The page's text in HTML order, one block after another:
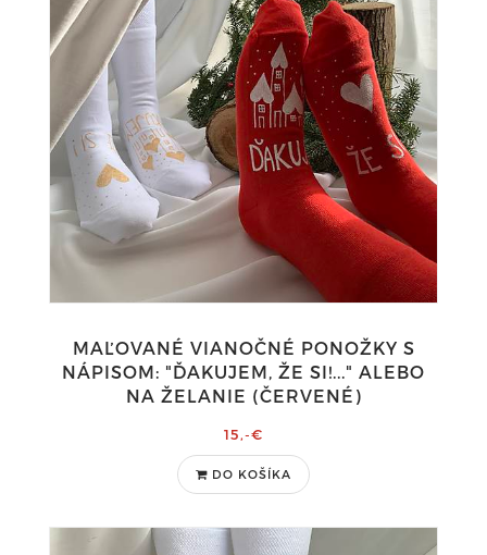
MAĽOVANÉ VIANOČNÉ PONOŽKY S
NÁPISOM: "ĎAKUJEM, ŽE SI!..." ALEBO
NA ŽELANIE (ČERVENÉ)
15,-€
DO KOŠÍKA